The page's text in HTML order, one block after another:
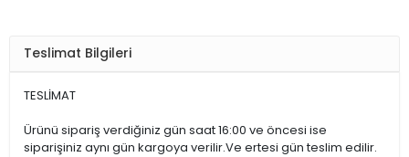
Teslimat Bilgileri
TESLİMAT
Ürünü sipariş verdiğiniz gün saat 16:00 ve öncesi ise
siparişiniz aynı gün kargoya verilir.Ve ertesi gün teslim edilir.